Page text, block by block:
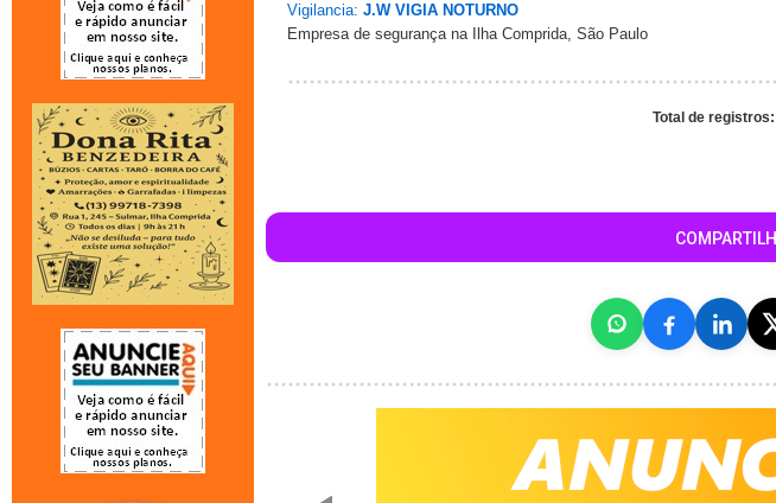
Vigilancia: J.W VIGIA NOTURNO
Empresa de segurança na Ilha Comprida, São Paulo
Total de registros: